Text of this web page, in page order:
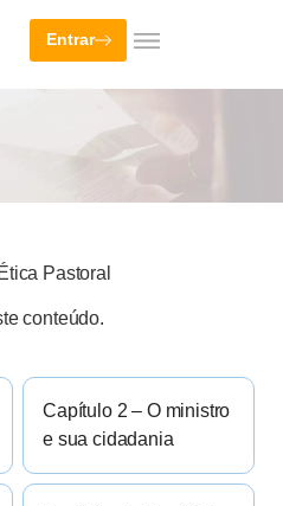
Entrar
Pastoral
conteúdo.
Capítulo 2 – O ministro
e sua cidadania